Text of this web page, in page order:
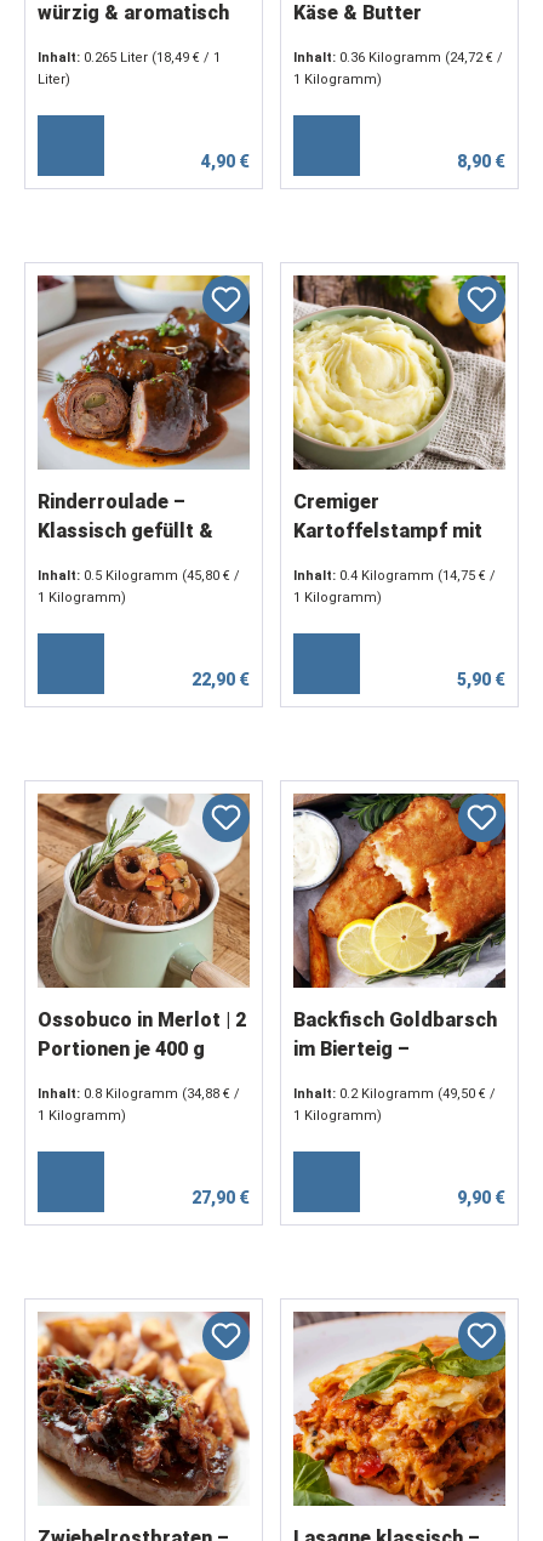
würzig & aromatisch
Inhalt: 0.265 Liter (18,49 € / 1
Liter)
4,90 €
Käse & Butter
Inhalt: 0.36 Kilogramm (24,72 € /
1 Kilogramm)
8,90 €
Rinderroulade –
Klassisch gefüllt &
x 250 g)
Inhalt: 0.5 Kilogramm (45,80 € /
1 Kilogramm)
22,90 €
Cremiger
Kartoffelstampf mit
200 g)
Inhalt: 0.4 Kilogramm (14,75 € /
1 Kilogramm)
5,90 €
Ossobuco in Merlot | 2
Portionen je 400 g
Inhalt: 0.8 Kilogramm (34,88 € /
1 Kilogramm)
27,90 €
Backfisch Goldbarsch
im Bierteig –
Bierteigmantel (2 x 100
Inhalt: 0.2 Kilogramm (49,50 € /
1 Kilogramm)
9,90 €